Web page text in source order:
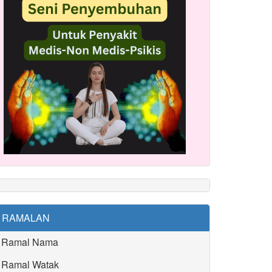
RAMALAN
Ramal Nama
Ramal Watak